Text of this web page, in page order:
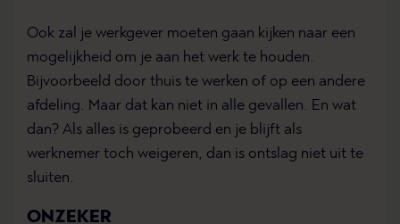
Ook zal je werkgever moeten gaan kijken naar een
mogelijkheid om je aan het werk te houden.
Bijvoorbeeld door thuis te werken of op een andere
afdeling. Maar dat kan niet in alle gevallen. En wat
dan? Als alles is geprobeerd en je blijft als
werknemer toch weigeren, dan is ontslag niet uit te
sluiten.
ONZEKER